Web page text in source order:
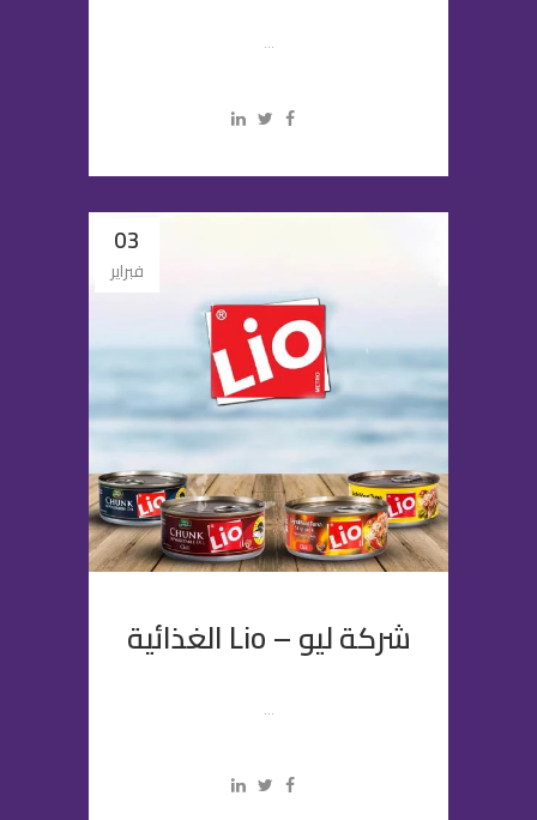
...
03
فبراير
شركة ليو – Lio الغذائية
...